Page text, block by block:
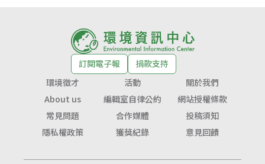
訂閱電子報
捐款支持
環境徵才
活動
關於我們
About us
編輯室自律公約
網站授權條款
常見問題
合作媒體
投稿須知
隱私權政策
獲獎紀錄 意見回饋